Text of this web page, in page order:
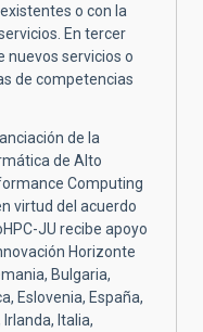
o con la
En tercer
nuevos servicios o
de competencias
de la
de Alto
Computing
virtud del acuerdo
JU recibe apoyo
Horizonte
Bulgaria,
Eslovenia, España,
Irlanda, Italia,